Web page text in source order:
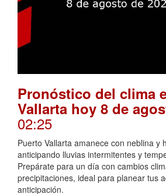
Pronóstico del clima
Vallarta hoy 8 de
02:25
Puerto Vallarta amanece con neblina y
anticipando lluvias intermitentes y
Prepárate para un día con cambios
precipitaciones, ideal para planear tus
anticipación.